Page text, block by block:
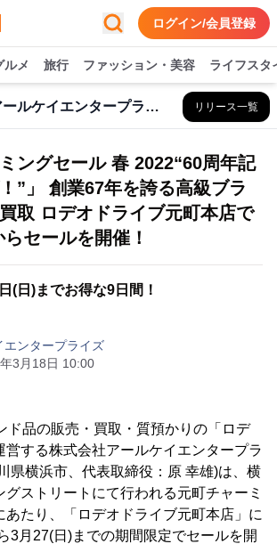
ログイン/会員登録
ルメ 旅行 ファッション・美容 ライフスタ
株式会社アールケイエンタープライズ リリース一覧
ミングセール 春 2022“60周年記
”」 創業67年を誇る高級ブラ
取 ロデオドライブ元町本店で
セールを開催！
(日)までお得な9日間！
エンタープライズ
3月18日 10:00
ド品の販売・買取・質預かりの「ロデ
営する株式会社アールケイエンタープラ
県横浜市、代表取締役：原 幸雄)は、横
ストリートにて行われる元町チャーミ
あたり、「ロデオドライブ元町本店」に
3月27(日)までの期間限定でセールを開